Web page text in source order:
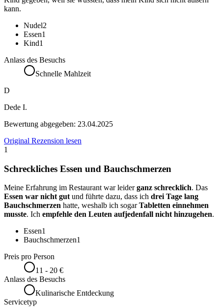
kann.
Nudel2
Essen1
Kind1
Anlass des Besuchs
Schnelle Mahlzeit
D
Dede I.
Bewertung abgegeben: 23.04.2025
Original Rezension lesen
1
Schreckliches Essen und Bauchschmerzen
Meine Erfahrung im Restaurant war leiderganz schrecklich. Das
Essen war nicht gutund führte dazu, dass ich drei Tage lang
Bauchschmerzen hatte, weshalb ich sogarTabletten einnehmen
musste. Ich empfehle den Leuten aufjedenfall nicht hinzugehen.
Essen1
Bauchschmerzen1
Preis pro Person
11 - 20 €
Anlass des Besuchs
Kulinarische Entdeckung
Servicetyp